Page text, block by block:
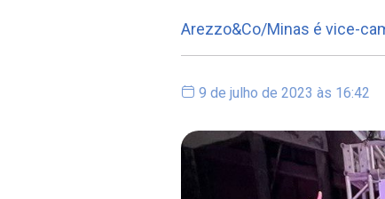
Arezzo&Co/Minas é vice-
9 de julho de 2023 às 16:42